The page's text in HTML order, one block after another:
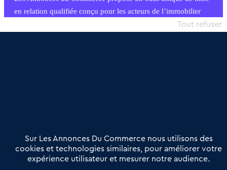
en relation qualifiée conçu pour les acteurs de l’immobilier
commercial et les collectivités territoriales, simple et intégrant
Offres Pro
Actualités
Qui sommes nous ?
Derniers articles
Sur Les Annonces Du Commerce nous utilisons des
cookies et technologies similaires, pour améliorer votre
expérience utilisateur et mesurer notre audience.
Tout refuser